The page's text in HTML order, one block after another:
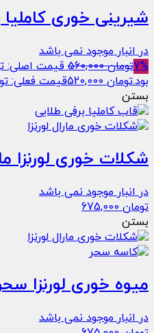
شیرینی خوری کاملیا
در انبار موجود نمی باشد
7%تومان560,000
بود.تومان520,000
قیمت فعلی: تومان
بستن
شکلات خوری لورنزا
در انبار موجود نمی باشد
تومان675,000
بستن
میوه خوری لورنزا
در انبار موجود نمی باشد